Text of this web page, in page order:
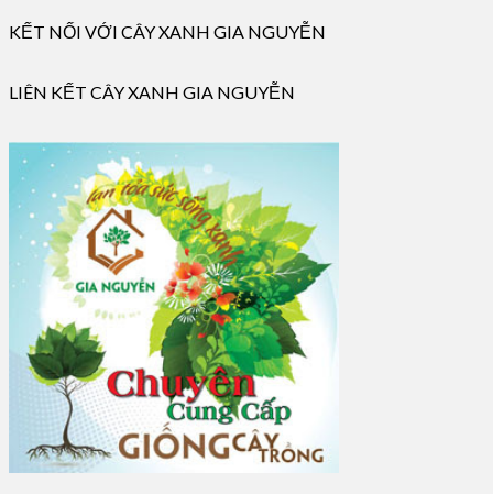
KẾT NỐI VỚI CÂY XANH GIA NGUYỄN
LIÊN KẾT CÂY XANH GIA NGUYỄN